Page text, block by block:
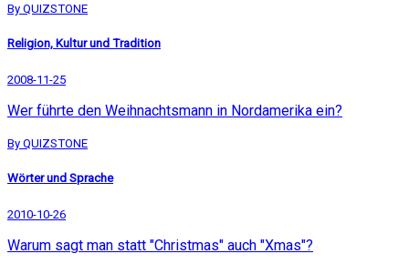
By QUIZSTONE
Religion, Kultur und Tradition
2008-11-25
Wer führte den Weihnachtsmann in Nordamerika ein?
By QUIZSTONE
Wörter und Sprache
2010-10-26
Warum sagt man statt "Christmas" auch "Xmas"?